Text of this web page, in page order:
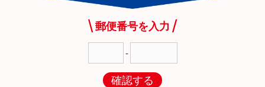
郵便番号を入力
-
確認する